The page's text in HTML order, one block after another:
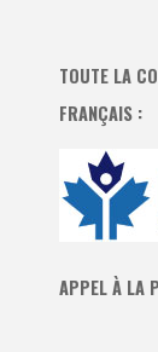
TOUTE LA
FRANÇAIS :
APPEL À LA